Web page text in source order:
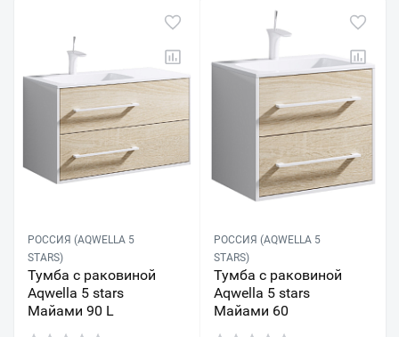
РОССИЯ (AQWELLA 5
STARS)
Тумба с раковиной
Aqwella 5 stars
Майами 90 L
РОССИЯ (AQWELLA 5
STARS)
Тумба с раковиной
Aqwella 5 stars
Майами 60